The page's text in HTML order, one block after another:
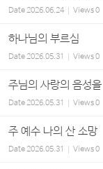
Date2026.06.24 Views0
하나님의 부르심
Date2026.05.31 Views0
주님의 사랑의 음성을
Date2026.05.31 Views0
주 예수 나의 산 소망
Date2026.05.31 Views0